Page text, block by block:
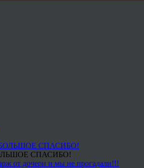
СПАСИБО!